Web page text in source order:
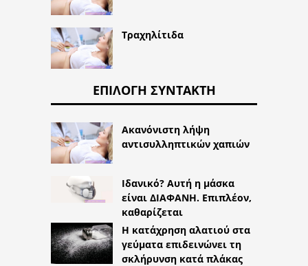
Τραχηλίτιδα
ΕΠΙΛΟΓΉ ΣΥΝΤΆΚΤΗ
Ακανόνιστη λήψη
αντισυλληπτικών χαπιών
Ιδανικό? Αυτή η μάσκα
είναι ΔΙΑΦΑΝΗ. Επιπλέον,
καθαρίζεται
Η κατάχρηση αλατιού στα
γεύματα επιδεινώνει τη
σκλήρυνση κατά πλάκας